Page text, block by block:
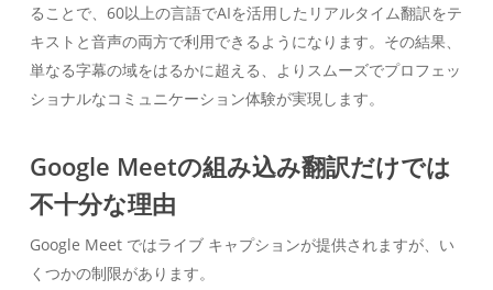
ることで、60以上の言語でAIを活用したリアルタイム翻訳をテ
キストと音声の両方で利用できるようになります。その結果、
単なる字幕の域をはるかに超える、よりスムーズでプロフェッ
ショナルなコミュニケーション体験が実現します。
Google Meetの組み込み翻訳だけでは
不十分な理由
Google Meet ではライブ キャプションが提供されますが、い
くつかの制限があります。